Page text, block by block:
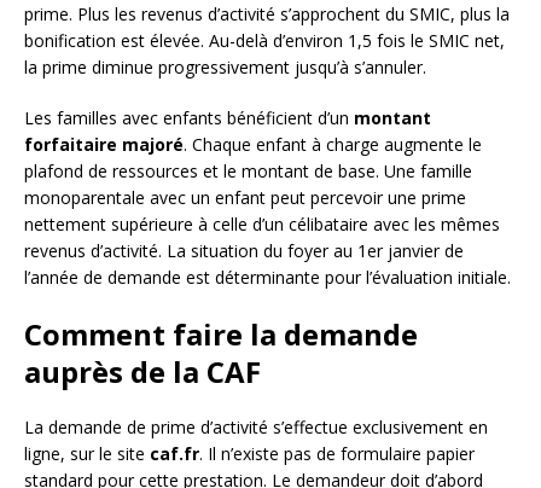
prime. Plus les revenus d’activité s’approchent du SMIC, plus la
bonification est élevée. Au-delà d’environ 1,5 fois le SMIC net,
la prime diminue progressivement jusqu’à s’annuler.
Les familles avec enfants bénéficient d’un montant
forfaitaire majoré. Chaque enfant à charge augmente le
plafond de ressources et le montant de base. Une famille
monoparentale avec un enfant peut percevoir une prime
nettement supérieure à celle d’un célibataire avec les mêmes
revenus d’activité. La situation du foyer au 1er janvier de
l’année de demande est déterminante pour l’évaluation initiale.
Comment faire la demande
auprès de la CAF
La demande de prime d’activité s’effectue exclusivement en
ligne, sur le site caf.fr. Il n’existe pas de formulaire papier
standard pour cette prestation. Le demandeur doit d’abord